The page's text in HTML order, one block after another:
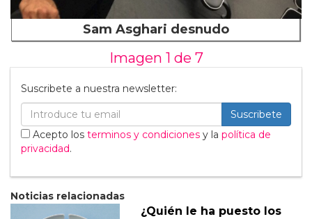
Sam Asghari desnudo
Imagen 1 de 7
Suscribete a nuestra newsletter:
Suscribete
Acepto los terminos y condiciones y la política de
privacidad.
Noticias relacionadas
¿Quién le ha puesto los